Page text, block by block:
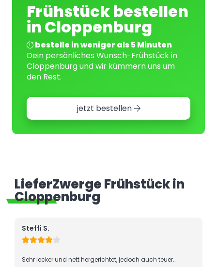
Frühstück bestellen
in Cloppenburg
bestelle in weniger als 5 Minuten
Dein persönliches Wunsch-Frühstück in
Cloppenburg und wir kümmern uns um
den Rest.
jetzt bestellen
LieferZwerge Frühstück in
Cloppenburg
auch teuer..
Eine klare 10 von 10 :)